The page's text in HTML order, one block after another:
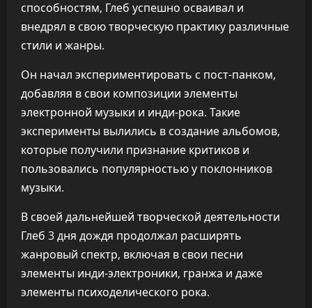
способностям, Глеб успешно осваивал и
внедрял в свою творческую практику различные
стили и жанры.
Он начал экспериментировать с пост-панком,
добавляя в свои композиции элементы
электронной музыки и инди-рока. Такие
эксперименты вылились в создание альбомов,
которые получили признание критиков и
пользовались популярностью у поклонников
музыки.
В своей дальнейшей творческой деятельности
Глеб 3 дня дождя продолжал расширять
жанровый спектр, включая в свои песни
элементы инди-электроники, гранжа и даже
элементы психоделического рока.